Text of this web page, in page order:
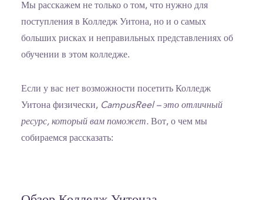
Мы расскажем не только о том, что нужно для
поступления в Колледж Уитона, но и о самых
больших рисках и неправильных представлениях об
обучении в этом колледже.
Если у вас нет возможности посетить Колледж
Уитона физически, CampusReel – это отличный
ресурс, который вам поможет. Вот, о чем мы
собираемся рассказать: